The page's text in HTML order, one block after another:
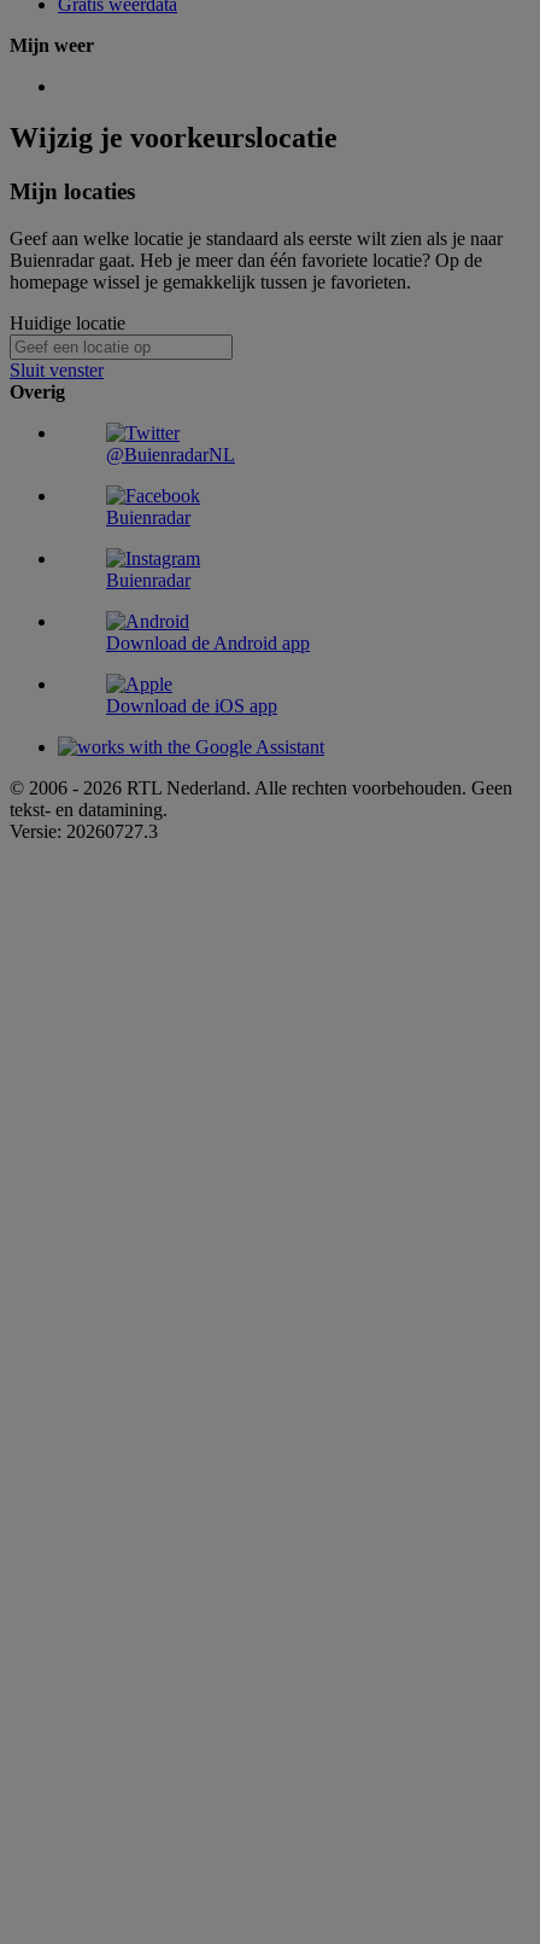
Gratis weerdata
Mijn weer
Wijzig je voorkeurslocatie
Mijn locaties
Geef aan welke locatie je standaard als eerste wilt zien als je naar
Buienradar gaat. Heb je meer dan één favoriete locatie? Op de
homepage wissel je gemakkelijk tussen je favorieten.
Huidige locatie
Sluit venster
Overig
@BuienradarNL
Buienradar
Buienradar
Download de Android app
Download de iOS app
© 2006 - 2026 RTL Nederland. Alle rechten voorbehouden. Geen
tekst- en datamining.
Versie: 20260727.3